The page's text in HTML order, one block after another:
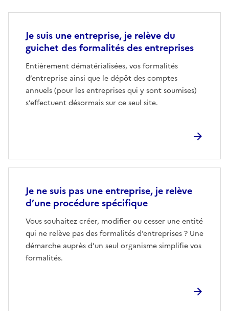
Je suis une entreprise, je relève du
guichet des formalités des entreprises
Entièrement dématérialisées, vos formalités
d’entreprise ainsi que le dépôt des comptes
annuels (pour les entreprises qui y sont soumises)
s’effectuent désormais sur ce seul site.
Je ne suis pas une entreprise, je relève
d’une procédure spécifique
Vous souhaitez créer, modifier ou cesser une entité
qui ne relève pas des formalités d’entreprises ? Une
démarche auprès d’un seul organisme simplifie vos
formalités.